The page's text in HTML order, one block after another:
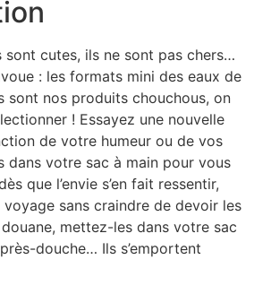
sont cutes, ils ne sont pas chers…
: les formats mini des eaux de
sont nos produits chouchous, on
! Essayez une nouvelle
de votre humeur ou de vos
dans votre sac à main pour vous
que l’envie s’en fait ressentir,
sans craindre de devoir les
mettez-les dans votre sac
douche… Ils s’emportent